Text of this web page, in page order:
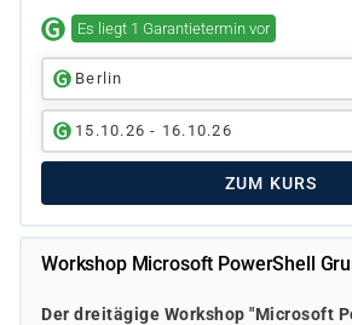
Es liegt 1 Garantietermin vor
Berlin
15.10.26 - 16.10.26
ZUM KURS
Workshop Microsoft PowerShell
Der dreitägige Workshop "Microsoft